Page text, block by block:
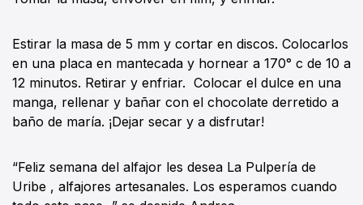
Estirar la masa de 5 mm y cortar en discos. Colocarlos
en una placa en mantecada y hornear a 170° c de 10 a
12 minutos. Retirar y enfriar. Colocar el dulce en una
manga, rellenar y bañar con el chocolate derretido a
baño de maría. ¡Dejar secar y a disfrutar!
“Feliz semana del alfajor les desea La Pulpería de
Uribe , alfajores artesanales. Los esperamos cuando